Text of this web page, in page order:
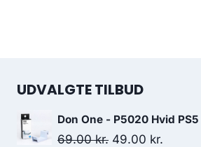
UDVALGTE TILBUD
Don One - P5020 Hvid
69.00kr. Original
49.00 kr.